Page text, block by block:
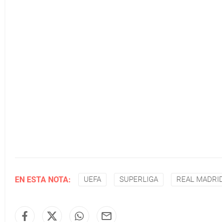
EN ESTA NOTA: UEFA SUPERLIGA REAL